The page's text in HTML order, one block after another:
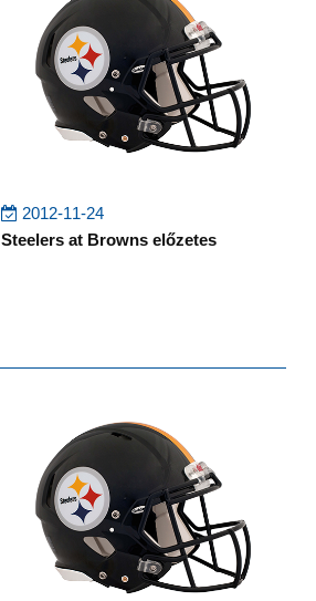
2012-11-24
Steelers at Browns előzetes